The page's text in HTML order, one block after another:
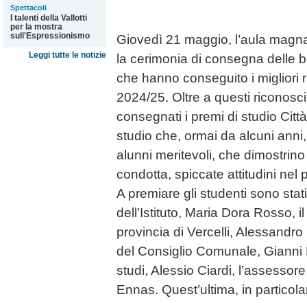
Spettacoli
I talenti della Vallotti
per la mostra
sull'Espressionismo
Leggi tutte le notizie
Giovedì 21 maggio, l’aula
la cerimonia di consegna delle
che hanno conseguito i migliori
2024/25. Oltre a questi
consegnati i premi di studio
studio che, ormai da alcuni
alunni meritevoli, che
condotta, spiccate attitudini nel
A premiare gli studenti sono
dell’Istituto, Maria Dora Rosso,
provincia di Vercelli,
del Consiglio Comunale,
studi, Alessio Ciardi,
Ennas. Quest’ultima, in